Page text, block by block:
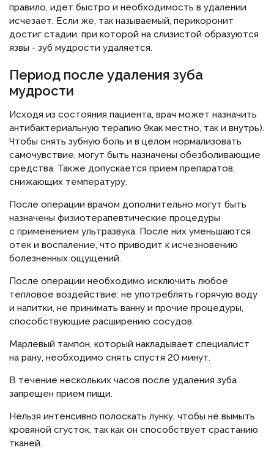
правило, идет быстро и необходимость в удалении
исчезает. Если же, так называемый, перикоронит
достиг стадии, при которой на слизистой образуются
язвы - зуб мудрости удаляется.
Период после удаления зуба
мудрости
Исходя из состояния пациента, врач может назначить
антибактериальную терапию 9как местно, так и внутрь).
Чтобы снять зубную боль и в целом нормализовать
самочувствие, могут быть назначены обезболивающие
средства. Также допускается прием препаратов,
снижающих температуру.
После операции врачом дополнительно могут быть
назначены физиотерапевтические процедуры
с применением ультразвука. После них уменьшаются
отек и воспаление, что приводит к исчезновению
болезненных ощущений.
После операции необходимо исключить любое
тепловое воздействие: не употреблять горячую воду
и напитки, не принимать ванну и прочие процедуры,
способствующие расширению сосудов.
Марлевый тампон, который накладывает специалист
на рану, необходимо снять спустя 20 минут.
В течение нескольких часов после удаления зуба
запрещен прием пищи.
Нельзя интенсивно полоскать лунку, чтобы не вымыть
кровяной сгусток, так как он способствует срастанию
тканей.